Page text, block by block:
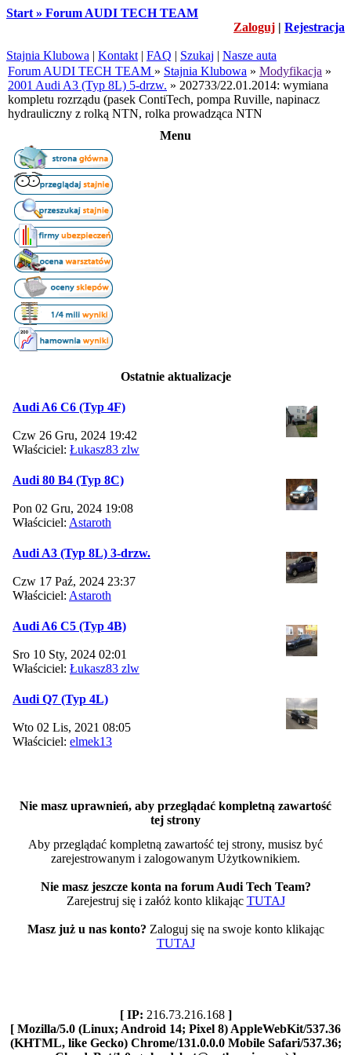
Start » Forum AUDI TECH TEAM
Zaloguj | Rejestracja
Stajnia Klubowa | Kontakt | FAQ | Szukaj | Nasze auta
Forum AUDI TECH TEAM » Stajnia Klubowa » Modyfikacja »
2001 Audi A3 (Typ 8L) 5-drzw. » 202733/22.01.2014: wymiana
kompletu rozrządu (pasek ContiTech, pompa Ruville, napinacz
hydrauliczny z rolką NTN, rolka prowadząca NTN
Menu
Ostatnie aktualizacje
Audi A6 C6 (Typ 4F)
Czw 26 Gru, 2024 19:42
Właściciel: Łukasz83 zlw
Audi 80 B4 (Typ 8C)
Pon 02 Gru, 2024 19:08
Właściciel: Astaroth
Audi A3 (Typ 8L) 3-drzw.
Czw 17 Paź, 2024 23:37
Właściciel: Astaroth
Audi A6 C5 (Typ 4B)
Sro 10 Sty, 2024 02:01
Właściciel: Łukasz83 zlw
Audi Q7 (Typ 4L)
Wto 02 Lis, 2021 08:05
Właściciel: elmek13
Nie masz uprawnień, aby przeglądać kompletną zawartość
tej strony
Aby przeglądać kompletną zawartość tej strony, musisz być
zarejestrowanym i zalogowanym Użytkownikiem.
Nie masz jeszcze konta na forum Audi Tech Team?
Zarejestruj się i załóż konto klikając TUTAJ
Masz już u nas konto? Zaloguj się na swoje konto klikając
TUTAJ
[ IP: 216.73.216.168 ]
[ Mozilla/5.0 (Linux; Android 14; Pixel 8) AppleWebKit/537.36
(KHTML, like Gecko) Chrome/131.0.0.0 Mobile Safari/537.36;